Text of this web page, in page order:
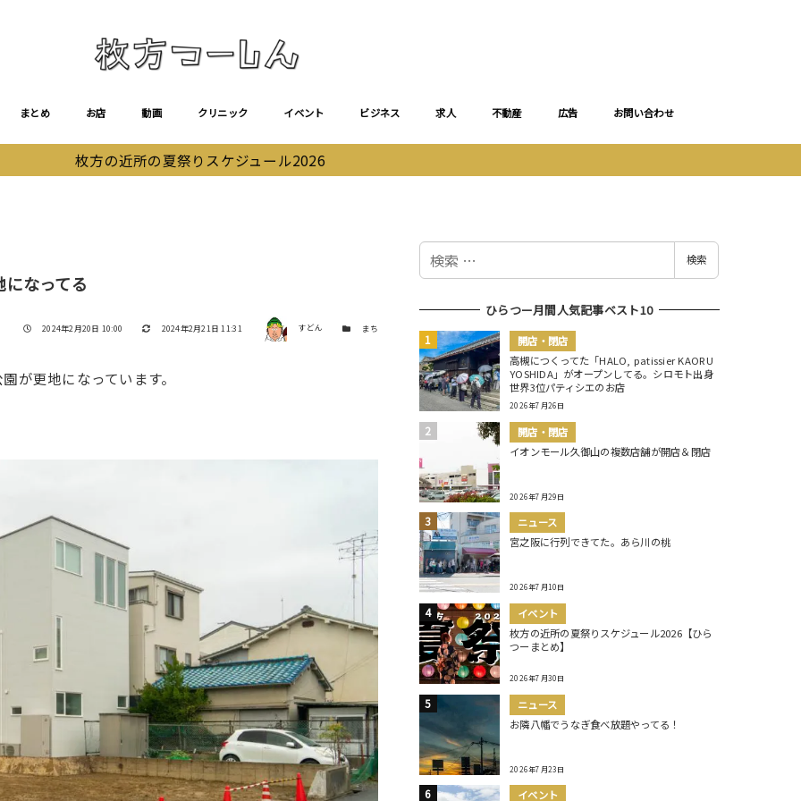
まとめ お店 動画 クリニック イベント ビジネス 求人 不動産 広告 お問い合わせ
枚方の近所の夏祭りスケジュール2026
なってる
投稿日
2024年2月20日 10:00 更新日
2024年2月21日 11:31 著者 すどん カテゴリー
まち
が更地になっています。
検
検索
ひらつー月間人気記事ベスト10
開店・閉店
高槻につくってた「HALO, patissier KAORU
YOSHIDA」がオープンしてる。シロモト出身
世界3位パティシエのお店
2026年7月26日
開店・閉店
イオンモール久御山の複数店舗が開店＆閉店
2026年7月29日
ニュース
宮之阪に行列できてた。あら川の桃
2026年7月10日
イベント
枚方の近所の夏祭りスケジュール2026【ひら
つーまとめ】
2026年7月30日
ニュース
お隣八幡でうなぎ食べ放題やってる！
2026年7月23日
イベント